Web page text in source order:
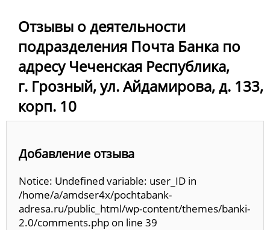
Отзывы о деятельности
подразделения Почта Банка по
адресу Чеченская Республика,
г. Грозный, ул. Айдамирова, д. 133,
корп. 10
Добавление отзыва
Notice: Undefined variable: user_ID in
/home/a/amdser4x/pochtabank-
adresa.ru/public_html/wp-content/themes/banki-
2.0/comments.php on line 39